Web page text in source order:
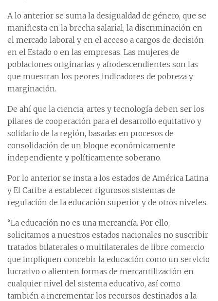
A lo anterior se suma la desigualdad de género, que se
manifiesta en la brecha salarial, la discriminación en
el mercado laboral y en el acceso a cargos de decisión
en el Estado o en las empresas. Las mujeres de
poblaciones originarias y afrodescendientes son las
que muestran los peores indicadores de pobreza y
marginación.
De ahí que la ciencia, artes y tecnología deben ser los
pilares de cooperación para el desarrollo equitativo y
solidario de la región, basadas en procesos de
consolidación de un bloque económicamente
independiente y políticamente soberano.
Por lo anterior se insta a los estados de América Latina
y El Caribe a establecer rigurosos sistemas de
regulación de la educación superior y de otros niveles.
“La educación no es una mercancía. Por ello,
solicitamos a nuestros estados nacionales no suscribir
tratados bilaterales o multilaterales de libre comercio
que impliquen concebir la educación como un servicio
lucrativo o alienten formas de mercantilización en
cualquier nivel del sistema educativo, así como
también a incrementar los recursos destinados a la